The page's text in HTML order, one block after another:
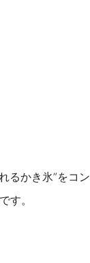
るかき氷”をコン
す。